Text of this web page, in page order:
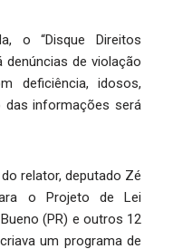
o “Disque Direitos
denúncias de violação
deficiência, idosos,
das informações será
relator, deputado Zé
o Projeto de Lei
(PR) e outros 12
um programa de